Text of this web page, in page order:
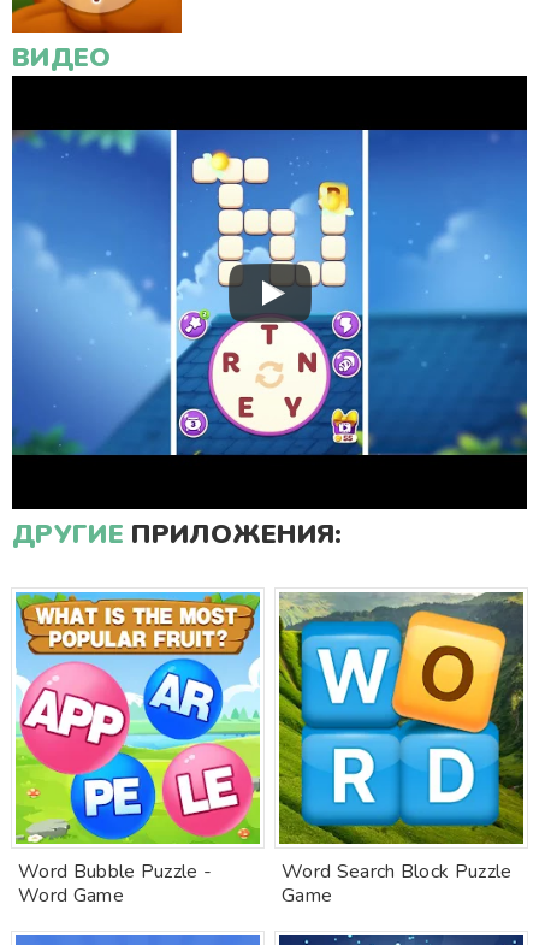
ВИДЕО
ДРУГИЕ ПРИЛОЖЕНИЯ:
Word Bubble Puzzle -
Word Game
Word Search Block Puzzle
Game